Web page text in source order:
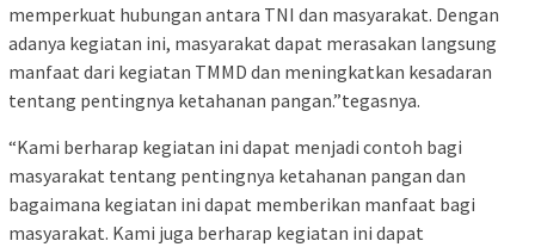
memperkuat hubungan antara TNI dan masyarakat. Dengan
adanya kegiatan ini, masyarakat dapat merasakan langsung
manfaat dari kegiatan TMMD dan meningkatkan kesadaran
tentang pentingnya ketahanan pangan.”tegasnya.
“Kami berharap kegiatan ini dapat menjadi contoh bagi
masyarakat tentang pentingnya ketahanan pangan dan
bagaimana kegiatan ini dapat memberikan manfaat bagi
masyarakat. Kami juga berharap kegiatan ini dapat